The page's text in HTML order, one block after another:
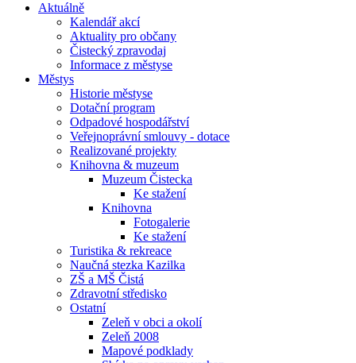
Aktuálně
Kalendář akcí
Aktuality pro občany
Čistecký zpravodaj
Informace z městyse
Městys
Historie městyse
Dotační program
Odpadové hospodářství
Veřejnoprávní smlouvy - dotace
Realizované projekty
Knihovna & muzeum
Muzeum Čistecka
Ke stažení
Knihovna
Fotogalerie
Ke stažení
Turistika & rekreace
Naučná stezka Kazilka
ZŠ a MŠ Čistá
Zdravotní středisko
Ostatní
Zeleň v obci a okolí
Zeleň 2008
Mapové podklady